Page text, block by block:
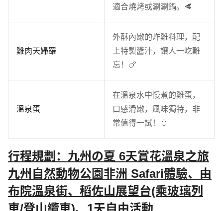
適合燒烤或涮涮鍋。🥩
雞肉天婦羅
外酥內嫩的炸雞料理，配
上特製醬汁，讓人一吃難
忘！🍗
溫泉蛋
在溫泉水中慢煮的雞蛋，
口感滑嫩，風味獨特，非
常值得一試！🥚
行程規劃：九州の夏 6天賞花溫泉之旅
九州自然動物公園非洲 Safari體驗、由
布院溫泉街、稻佐山展望台(乘玻璃列
車/登山纜車)、1天自由活動